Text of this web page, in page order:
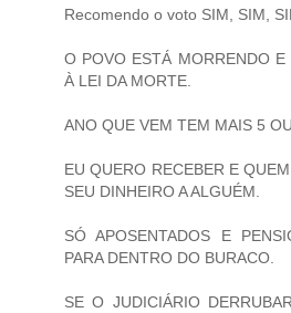
Recomendo o voto SIM, SIM,
O POVO ESTÁ MORRENDO
À LEI DA MORTE.
ANO QUE VEM TEM MAIS 5
EU QUERO RECEBER E
SEU DINHEIRO A ALGUÉM.
SÓ APOSENTADOS E
PARA DENTRO DO BURACO.
SE O JUDICIÁRIO